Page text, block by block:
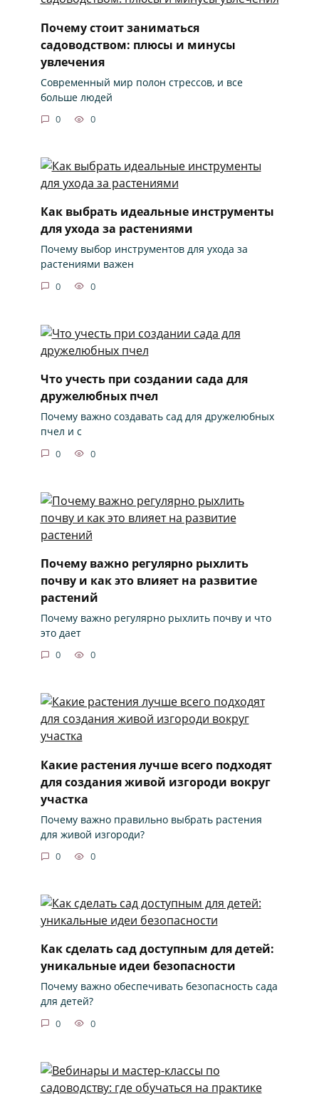
Почему стоит заниматься
садоводством: плюсы и минусы
увлечения
Современный мир полон стрессов, и все
больше людей
0 0
Как выбрать идеальные инструменты
для ухода за растениями
Почему выбор инструментов для ухода за
растениями важен
0 0
Что учесть при создании сада для
дружелюбных пчел
Почему важно создавать сад для дружелюбных
пчел и с
0 0
Почему важно регулярно рыхлить
почву и как это влияет на развитие
растений
Почему важно регулярно рыхлить почву и что
это дает
0 0
Какие растения лучше всего подходят
для создания живой изгороди вокруг
участка
Почему важно правильно выбрать растения
для живой изгороди?
0 0
Как сделать сад доступным для детей:
уникальные идеи безопасности
Почему важно обеспечивать безопасность сада
для детей?
0 0